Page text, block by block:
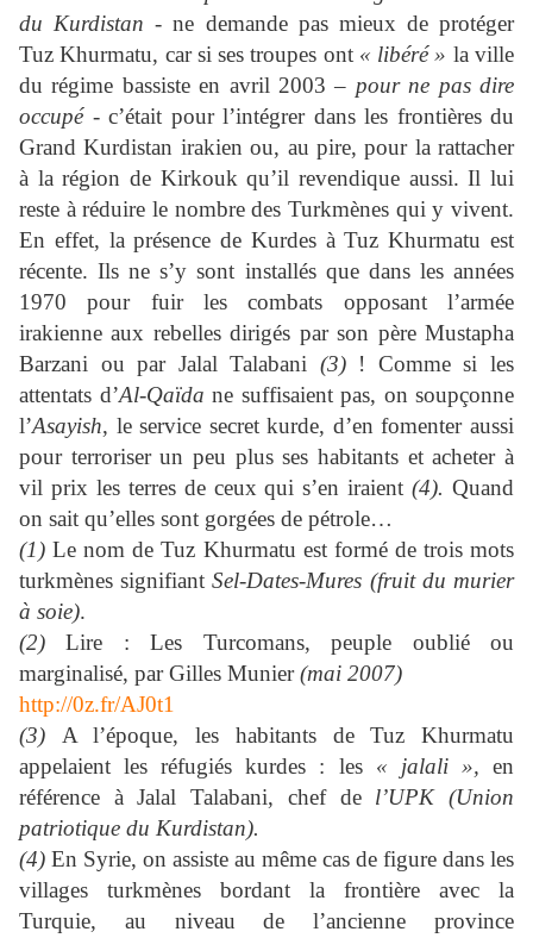
du Kurdistan - ne demande pas mieux de protéger
Tuz Khurmatu, car si ses troupes ont « libéré » la ville
du régime bassiste en avril 2003 – pour ne pas dire
occupé- c’était pour l’intégrer dans les frontières du
Grand Kurdistan irakien ou, au pire, pour la rattacher
à la région de Kirkouk qu’il revendique aussi. Il lui
reste à réduire le nombre des Turkmènes qui y vivent.
En effet, la présence de Kurdes à Tuz Khurmatu est
récente. Ils ne s’y sont installés que dans les années
1970 pour fuir les combats opposant l’armée
irakienne aux rebelles dirigés par son père Mustapha
Barzani ou par Jalal Talabani (3)! Comme si les
attentats d’Al-Qaïda ne suffisaient pas, on soupçonne
l’Asayish, le service secret kurde, d’en fomenter aussi
pour terroriser un peu plus ses habitants et acheter à
vil prix les terres de ceux qui s’en iraient(4). Quand
on sait qu’elles sont gorgées de pétrole…
(1) Le nom de Tuz Khurmatu est formé de trois mots
turkmènes signifiantSel-Dates-Mures (fruit du murier
à soie).
(2)
Lire : Les Turcomans, peuple oublié ou
marginalisé, par Gilles Munier(mai 2007)
http://0z.fr/AJ0t1
(3)
A l’époque, les habitants de Tuz Khurmatu
appelaient les réfugiés kurdes : les « jalali », en
référence à Jalal Talabani, chef de l’UPK (Union
patriotique du Kurdistan).
(4) En Syrie, on assiste au même cas de figure dans les
villages turkmènes bordant la frontière avec la
Turquie, au niveau de l’ancienne province